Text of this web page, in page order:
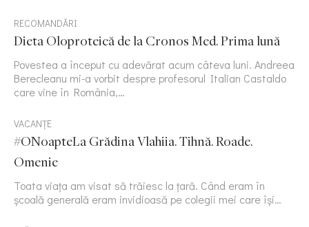
RECOMANDĂRI
Dieta Oloproteică de la Cronos Med. Prima lună
Povestea a început cu adevărat acum câteva luni. Andreea
Berecleanu mi-a vorbit despre profesorul Italian Castaldo
care vine în România,…
VACANȚE
#ONoapteLa Grădina Vlahiia. Tihnă. Roade.
Omenie
Toata viața am visat să trăiesc la țară. Când eram în
școală generală eram invidioasă pe colegii mei care își…